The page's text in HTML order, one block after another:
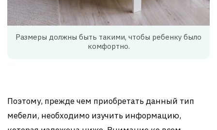
Размеры должны быть такими, чтобы ребенку было
комфортно.
Поэтому, прежде чем приобретать данный тип
мебели, необходимо изучить информацию,